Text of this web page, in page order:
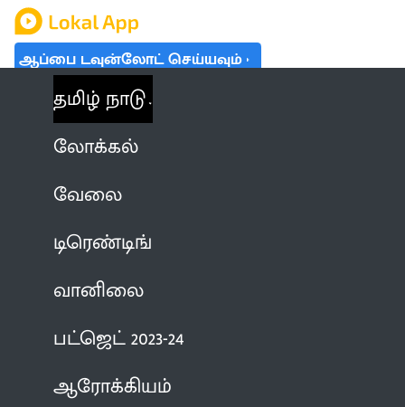
ஆப்பை டவுன்லோட் செய்யவும்
தமிழ் நாடு
லோக்கல்
வேலை
டிரெண்டிங்
வானிலை
பட்ஜெட் 2023-24
ஆரோக்கியம்